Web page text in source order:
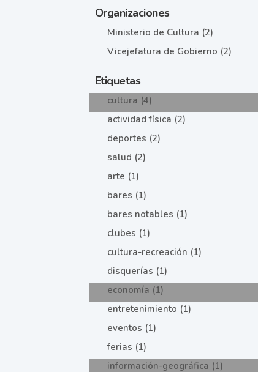
Organizaciones
Ministerio de Cultura (2)
Vicejefatura de Gobierno (2)
Etiquetas
cultura (4)
actividad física (2)
deportes (2)
salud (2)
arte (1)
bares (1)
bares notables (1)
clubes (1)
cultura-recreación (1)
disquerías (1)
economía (1)
entretenimiento (1)
eventos (1)
ferias (1)
información-geográfica (1)